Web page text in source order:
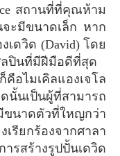
สถานที่ที่คุณห้าม
ะมีขนาดเล็ก หาก
ดวิด (David) โดย
ลปินที่มีฝีมือดีที่สุด
เคิลแองเจโล
นเป็นผู้ที่สามารถ
นาดตัวที่ใหญกว่า
รียกร้องจากศาลา
รสร้างรูปปั้นเดวิด